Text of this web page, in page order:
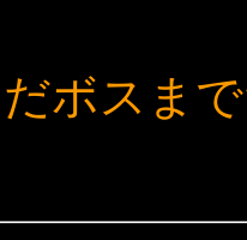
ボスま